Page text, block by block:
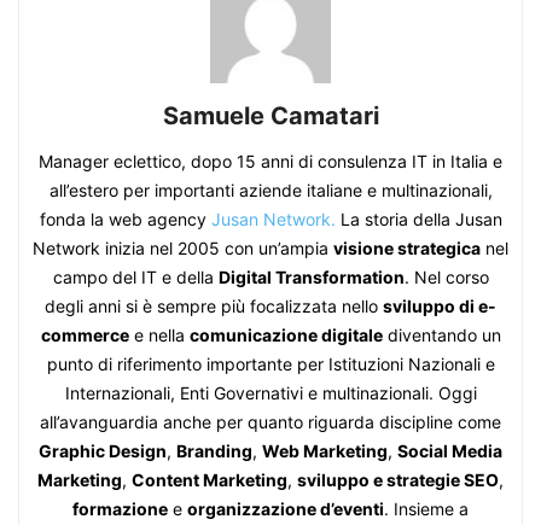
Samuele Camatari
Manager eclettico, dopo 15 anni di consulenza IT in Italia e
all’estero per importanti aziende italiane e multinazionali,
fonda la web agency Jusan Network. La storia della Jusan
Network inizia nel 2005 con un’ampia visione strategica nel
campo del IT e della Digital Transformation. Nel corso
degli anni si è sempre più focalizzata nello sviluppo di e-
commercee nella comunicazione digitalediventando un
punto di riferimento importante per Istituzioni Nazionali e
Internazionali, Enti Governativi e multinazionali. Oggi
all’avanguardia anche per quanto riguarda discipline come
Graphic Design, Branding, Web Marketing, Social Media
Marketing, Content Marketing, sviluppo e strategie SEO,
formazione e organizzazione d’eventi. Insieme a